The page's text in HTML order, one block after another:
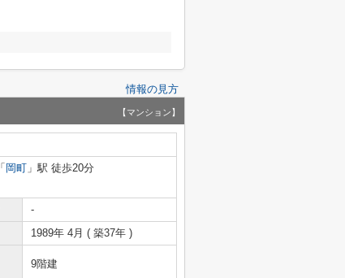
情報の見方
【マンション】
「 岡町 」駅 徒歩20分
-
1989年 4月 ( 築37年 )
9階建